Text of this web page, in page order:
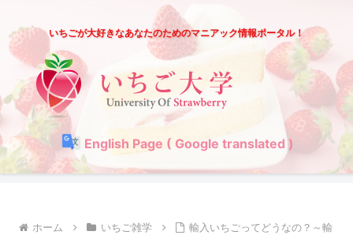
いちごが大好きなあなたのためのマニアック情報ポータル！
English Page ( Google translated )
ホーム いちご雑学
輸入いちごってどうなの？～輸